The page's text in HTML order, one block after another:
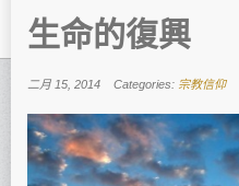
宗教信仰
聯絡方法
生命的復興
二月 15, 2014 Categories: 宗教信仰